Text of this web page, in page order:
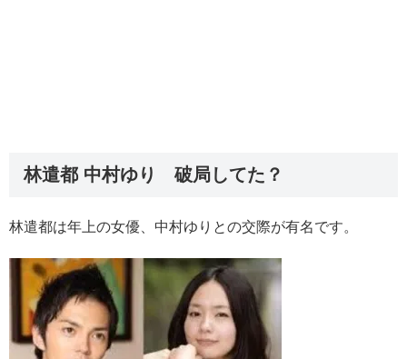
林遣都 中村ゆり 破局してた？
林遣都は年上の女優、中村ゆりとの交際が有名です。